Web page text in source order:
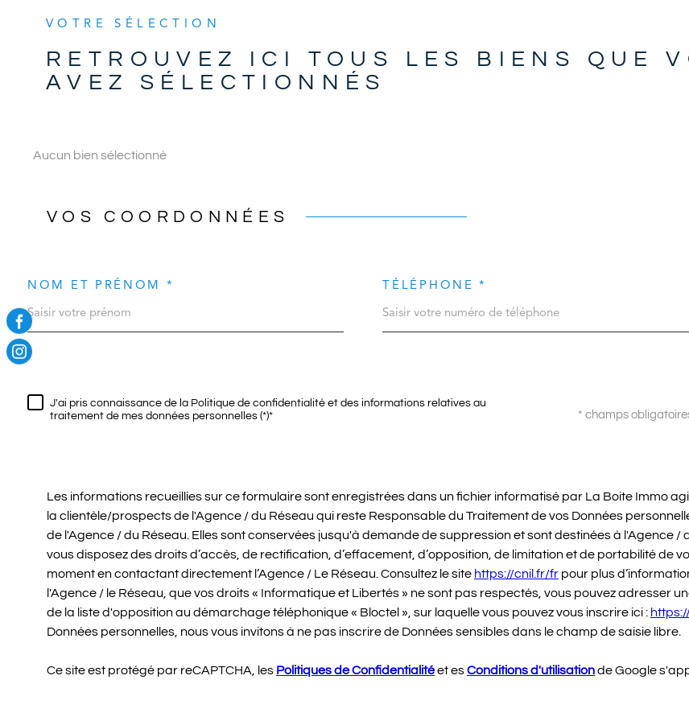
VOTRE SÉLECTION
RETROUVEZ ICI TOUS LES BIENS QUE
AVEZ SÉLECTIONNÉS
Aucun bien sélectionné
VOS COORDONNÉES
NOM ET PRÉNOM * TÉLÉPHONE *
J'ai pris connaissance de la Politique de confidentialité et des informations relatives au
traitement de mes données personnelles (*)*
* champs
Les informations recueillies sur ce formulaire sont enregistrées dans un fichier informatisé par La Boite Immo
la clientèle/prospects de l'Agence / du Réseau qui reste Responsable du Traitement de vos Données
de l'Agence / du Réseau. Elles sont conservées jusqu'à demande de suppression et sont destinées à l'Agence /
vous disposez des droits d’accès, de rectification, d’effacement, d’opposition, de limitation et de portabilité de
moment en contactant directement l’Agence / Le Réseau. Consultez le site https://cnil.fr/fr pour plus
l'Agence / le Réseau, que vos droits « Informatique et Libertés » ne sont pas respectés, vous pouvez adresser
de la liste d'opposition au démarchage téléphonique « Bloctel », sur laquelle vous pouvez vous inscrire ici :
Données personnelles, nous vous invitons à ne pas inscrire de Données sensibles dans le champ de saisie libre.
Ce site est protégé par reCAPTCHA, les Politiques de Confidentialitéet esConditions d'utilisationde Google